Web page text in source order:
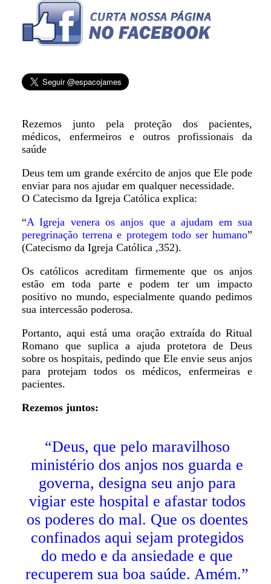
Rezemos junto pela proteção dos pacientes,
médicos, enfermeiros e outros profissionais da
saúde
Deus tem um grande exército de anjos que Ele pode
enviar para nos ajudar em qualquer necessidade.
O Catecismo da Igreja Católica explica:
“A Igreja venera os anjos que a ajudam em sua
peregrinação terrena e protegem todo ser humano”
(Catecismo da Igreja Católica ,352).
Os católicos acreditam firmemente que os anjos
estão em toda parte e podem ter um impacto
positivo no mundo, especialmente quando pedimos
sua intercessão poderosa.
Portanto, aqui está uma oração extraída do Ritual
Romano que suplica a ajuda protetora de Deus
sobre os hospitais, pedindo que Ele envie seus anjos
para protejam todos os médicos, enfermeiras e
pacientes.
Rezemos juntos:
“Deus, que pelo maravilhoso
ministério dos anjos nos guarda e
governa, designa seu anjo para
vigiar este hospital e afastar todos
os poderes do mal. Que os doentes
confinados aqui sejam protegidos
do medo e da ansiedade e que
recuperem sua boa saúde. Amém.”